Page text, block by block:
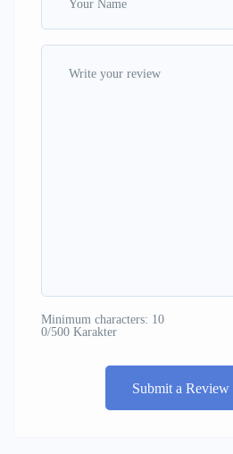
Minimum characters: 10
0/500 Karakter
Submit a Review